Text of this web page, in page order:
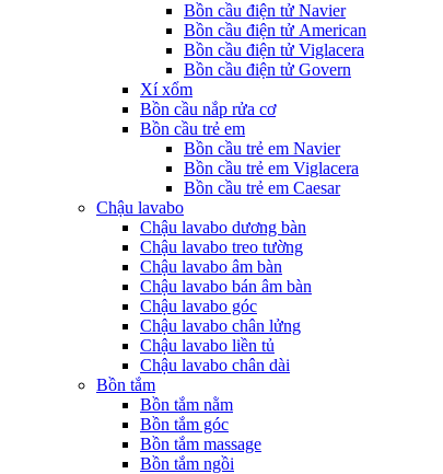
Bồn cầu điện tử Navier
Bồn cầu điện tử American
Bồn cầu điện tử Viglacera
Bồn cầu điện tử Govern
Xí xổm
Bồn cầu nắp rửa cơ
Bồn cầu trẻ em
Bồn cầu trẻ em Navier
Bồn cầu trẻ em Viglacera
Bồn cầu trẻ em Caesar
Chậu lavabo
Chậu lavabo dương bàn
Chậu lavabo treo tường
Chậu lavabo âm bàn
Chậu lavabo bán âm bàn
Chậu lavabo góc
Chậu lavabo chân lửng
Chậu lavabo liền tủ
Chậu lavabo chân dài
Bồn tắm
Bồn tắm nằm
Bồn tắm góc
Bồn tắm massage
Bồn tắm ngồi